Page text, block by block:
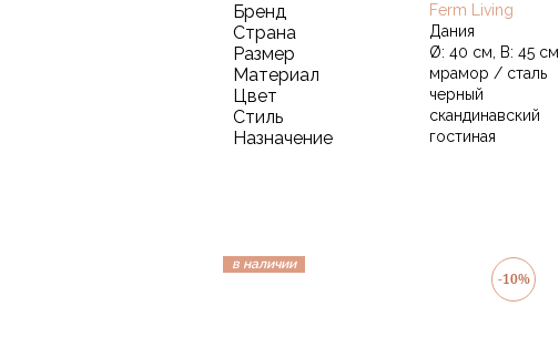
Бренд Ferm Living
Страна Дания
Размер Ø: 40 см, В: 45 см
Материал мрамор / сталь
Цвет черный
Стиль скандинавский
Назначение гостиная
в наличии
-10%